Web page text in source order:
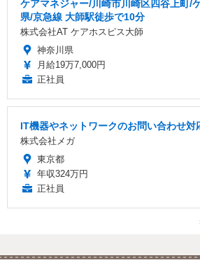
ケアマネジャー/川崎市川崎区四谷上町/
県/京急線 大師駅徒歩で10分
株式会社AT ケアホスピス大師
神奈川県
月給19万7,000円
正社員
IT機器やネットワークのお問い合わせ対
株式会社メガ
東京都
年収324万円
正社員